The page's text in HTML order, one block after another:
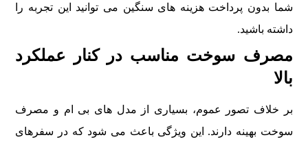
شما بدون پرداخت هزينه های سنگين می توانيد اين تجربه را
داشته باشيد.
مصرف سوخت مناسب در کنار عملکرد
بالا
بر خلاف تصور عموم، بسياری از مدل های بی ام و مصرف
سوخت بهينه دارند. اين ويژگی باعث می شود که در سفرهای